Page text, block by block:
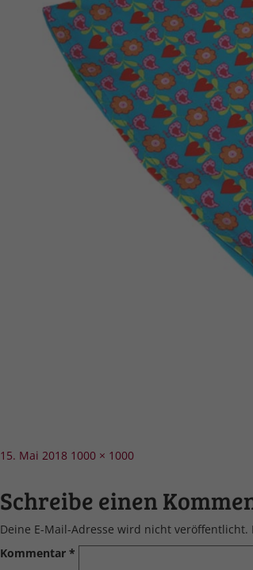
Veröffentlicht
15. Mai 2018 Volle
1000 × 1000
Schreibe einen
Deine E-Mail-Adresse wird nicht veröffentlicht.
Kommentar *